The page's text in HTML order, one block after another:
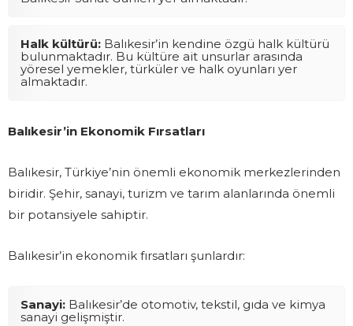
Halk kültürü: Balıkesir’in kendine özgü halk kültürü
bulunmaktadır. Bu kültüre ait unsurlar arasında
yöresel yemekler, türküler ve halk oyunları yer
almaktadır.
Balıkesir’in Ekonomik Fırsatları
Balıkesir, Türkiye’nin önemli ekonomik merkezlerinden
biridir. Şehir, sanayi, turizm ve tarım alanlarında önemli
bir potansiyele sahiptir.
Balıkesir’in ekonomik fırsatları şunlardır:
Sanayi: Balıkesir’de otomotiv, tekstil, gıda ve kimya
sanayi gelişmiştir.